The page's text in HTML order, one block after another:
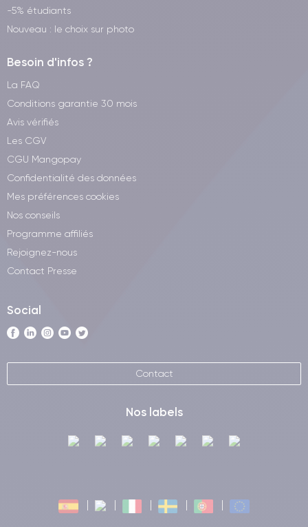
-5% étudiants
Nouveau : le choix sur photo
Besoin d'infos ?
La FAQ
Conditions garantie 30 mois
Avis vérifiés
Les CGV
CGU Mangopay
Confidentialité des données
Mes préférences cookies
Nos conseils
Programme affiliés
Rejoignez-nous
Contact Presse
Social
Contact
Nos labels